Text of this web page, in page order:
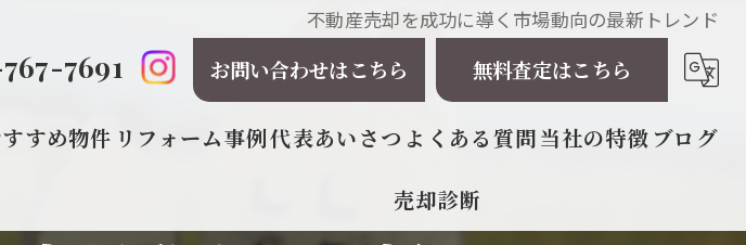
不動産売却を成功に導く市場動向の最新トレンド
7691 お問い合わせはこちら 無料査定はこちら
すめ物件 リフォーム事例代表あいさつ よくある質問当社の特徴 ブログ
売却診断